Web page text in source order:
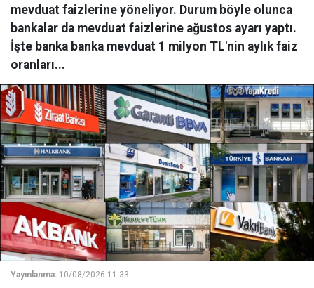
mevduat faizlerine yöneliyor. Durum böyle olunca
bankalar da mevduat faizlerine ağustos ayarı yaptı.
İşte banka banka mevduat 1 milyon TL'nin aylık faiz
oranları...
Yayınlanma: 10/08/2026 11:33